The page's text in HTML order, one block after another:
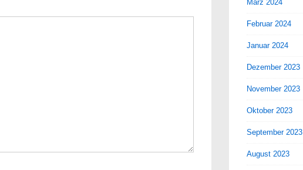
März 2024
Februar 2024
Januar 2024
Dezember 2023
November 2023
Oktober 2023
September 2023
August 2023